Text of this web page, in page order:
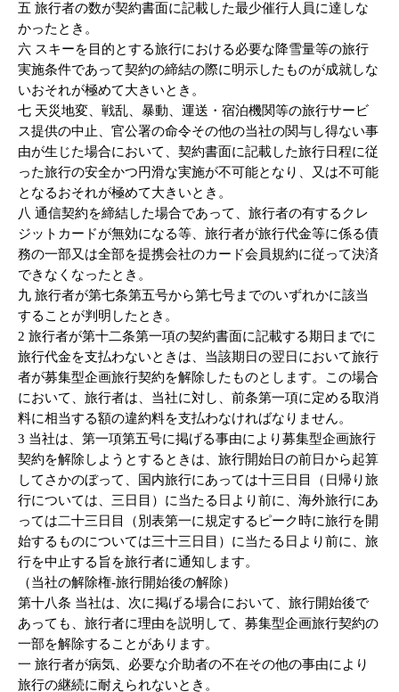
五 旅行者の数が契約書面に記載した最少催行人員に達しな
かったとき。
六 スキーを目的とする旅行における必要な降雪量等の旅行
実施条件であって契約の締結の際に明示したものが成就しな
いおそれが極めて大きいとき。
七 天災地変、戦乱、暴動、運送・宿泊機関等の旅行サービ
ス提供の中止、官公署の命令その他の当社の関与し得ない事
由が生じた場合において、契約書面に記載した旅行日程に従
った旅行の安全かつ円滑な実施が不可能となり、又は不可能
となるおそれが極めて大きいとき。
八 通信契約を締結した場合であって、旅行者の有するクレ
ジットカードが無効になる等、旅行者が旅行代金等に係る債
務の一部又は全部を提携会社のカード会員規約に従って決済
できなくなったとき。
九 旅行者が第七条第五号から第七号までのいずれかに該当
することが判明したとき。
2 旅行者が第十二条第一項の契約書面に記載する期日までに
旅行代金を支払わないときは、当該期日の翌日において旅行
者が募集型企画旅行契約を解除したものとします。この場合
において、旅行者は、当社に対し、前条第一項に定める取消
料に相当する額の違約料を支払わなければなりません。
3 当社は、第一項第五号に掲げる事由により募集型企画旅行
契約を解除しようとするときは、旅行開始日の前日から起算
してさかのぼって、国内旅行にあっては十三日目（日帰り旅
行については、三日目）に当たる日より前に、海外旅行にあ
っては二十三日目（別表第一に規定するピーク時に旅行を開
始するものについては三十三日目）に当たる日より前に、旅
行を中止する旨を旅行者に通知します。
（当社の解除権-旅行開始後の解除）
第十八条 当社は、次に掲げる場合において、旅行開始後で
あっても、旅行者に理由を説明して、募集型企画旅行契約の
一部を解除することがあります。
一 旅行者が病気、必要な介助者の不在その他の事由により
旅行の継続に耐えられないとき。